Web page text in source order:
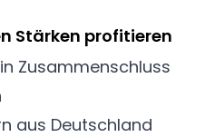
Stärken profitieren
Zusammenschluss
aus Deutschland